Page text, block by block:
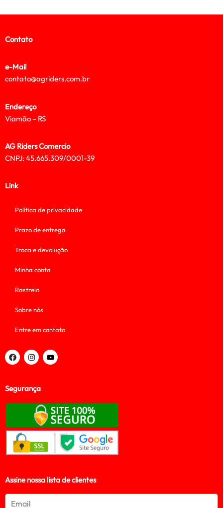
Contato
e-Mail
contato@agriders.com.br
Endereço
Viamão – RS
AG Riders Comercio
CNPJ: 45.665.309/0001-39
Link
Política de privacidade
Prazo de entrega
Troca e devolução
Minha conta
Rastreio
Sobre nós
Entre em contato
Segurança
Assine nossa lista de clientes